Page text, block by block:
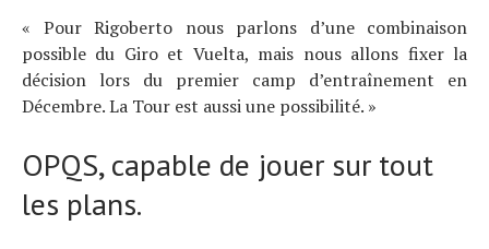
« Pour Rigoberto nous parlons d’une combinaison
possible du Giro et Vuelta, mais nous allons fixer la
décision lors du premier camp d’entraînement en
Décembre. La Tour est aussi une possibilité. »
OPQS, capable de jouer sur tout
les plans.